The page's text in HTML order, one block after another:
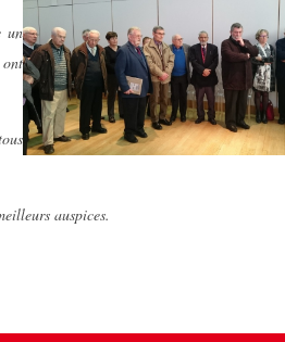
un
auspices.